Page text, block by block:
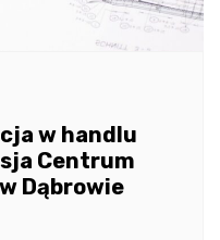
w handlu
Centrum
Dąbrowie